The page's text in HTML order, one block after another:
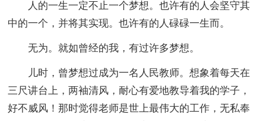
人的一生一定不止一个梦想。也许有的人会坚守其
中的一个，并将其实现。也许有的人碌碌一生而。
无为。就如曾经的我，有过许多梦想。
儿时，曾梦想过成为一名人民教师。想象着每天在
三尺讲台上，两袖清风，耐心有爱地教导着我的学子，
好不威风！那时觉得老师是世上最伟大的工作，无私奉